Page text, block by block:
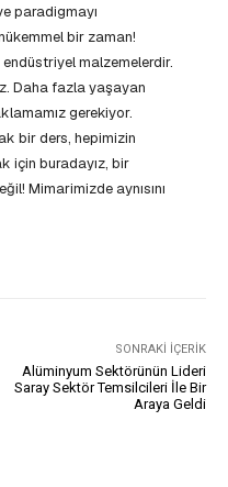
paradigmayı
bir zaman!
malzemelerdir.
Daha fazla yaşayan
gerekiyor.
bir ders, hepimizin
için buradayız, bir
Mimarimizde aynısını
SONRAKI İÇERIK
Alüminyum Sektörünün Lideri
Saray Sektör Temsilcileri İle Bir
Araya Geldi